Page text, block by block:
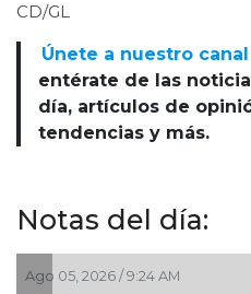
CD/GL
Únete a nuestro
entérate de las
día, artículos de
tendencias y más.
Notas del día:
2026 / 9:24 AM